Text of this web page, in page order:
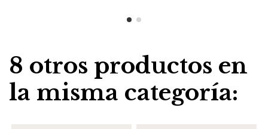
8 otros productos en
la misma categoría: